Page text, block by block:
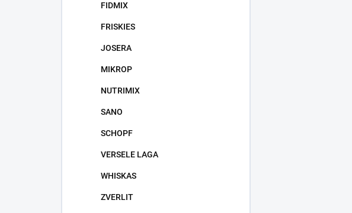
FIDMIX
FRISKIES
JOSERA
MIKROP
NUTRIMIX
SANO
SCHOPF
VERSELE LAGA
WHISKAS
ZVERLIT